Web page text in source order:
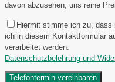
davon abzusehen, uns reine
Hiermit stimme ich zu, dass
ich in diesem Kontaktformular
verarbeitet werden.
Datenschutzbelehrung und